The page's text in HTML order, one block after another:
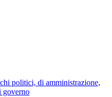
politici, di amministrazione,
governo